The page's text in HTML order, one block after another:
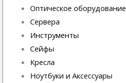
Оптическое оборудование
Сервера
Инструменты
Сейфы
Кресла
Ноутбуки и Аксессуары